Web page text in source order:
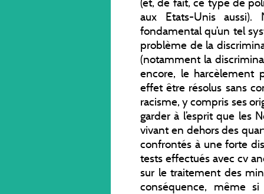
aux Etats-Unis
fondamental qu’un tel
problème de la
(notamment la
encore, le harcèlement
effet être résolus sans
racisme, y compris ses
garder à l’esprit que les
vivant en dehors des
confrontés à une forte
tests effectués avec cv
sur le traitement des
conséquence, même